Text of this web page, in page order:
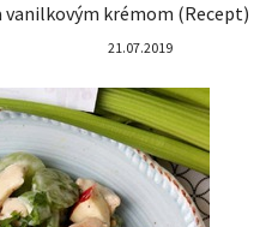
vanilkovým krémom (Recept)
21.07.2019